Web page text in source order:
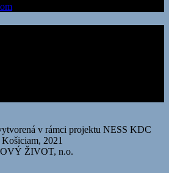
v rámci projektu NESS KDC
Košiciam, 2021
ŽIVOT, n.o.